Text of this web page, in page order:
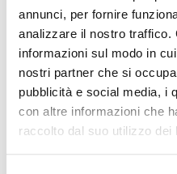
annunci, per fornire
analizzare il nostro traffico.
informazioni sul modo in
nostri partner che si
pubblicità e social media, i
con altre informazioni che
raccolto dal suo utilizzo dei